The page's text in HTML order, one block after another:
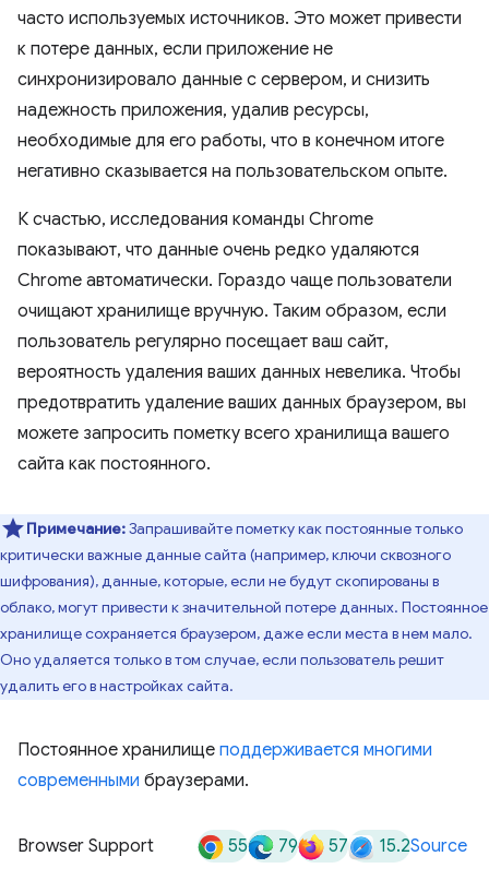
часто используемых источников. Это может привести
к потере данных, если приложение не
синхронизировало данные с сервером, и снизить
надежность приложения, удалив ресурсы,
необходимые для его работы, что в конечном итоге
негативно сказывается на пользовательском опыте.
К счастью, исследования команды Chrome
показывают, что данные очень редко удаляются
Chrome автоматически. Гораздо чаще пользователи
очищают хранилище вручную. Таким образом, если
пользователь регулярно посещает ваш сайт,
вероятность удаления ваших данных невелика. Чтобы
предотвратить удаление ваших данных браузером, вы
можете запросить пометку всего хранилища вашего
сайта как постоянного.
Примечание:Запрашивайте пометку как постоянные только
критически важные данные сайта (например, ключи сквозного
шифрования), данные, которые, если не будут скопированы в
облако, могут привести к значительной потере данных. Постоянное
хранилище сохраняется браузером, даже если места в нем мало.
Оно удаляется только в том случае, если пользователь решит
удалить его в настройках сайта.
Постоянное хранилище поддерживается многими
современными браузерами.
Browser Support 55 79 57 15.2Source